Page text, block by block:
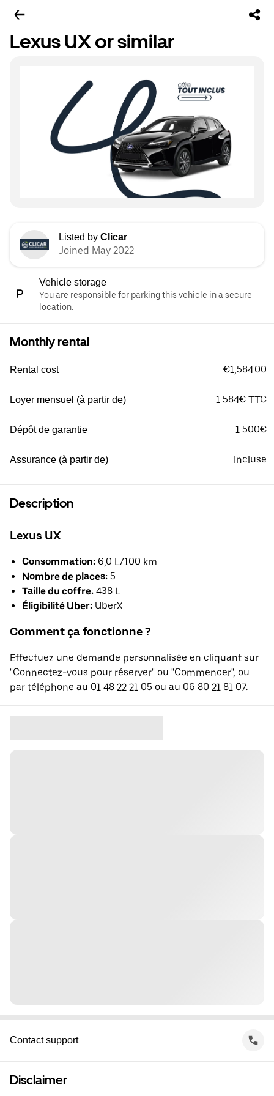
Lexus UX or similar
Listed by Clicar
Joined May 2022
Vehicle storage
You are responsible for parking this vehicle in a secure
location.
Monthly rental
Rental cost €1,584.00
Loyer mensuel (à partir de) 1 584€ TTC
Dépôt de garantie 1 500€
Assurance (à partir de) Incluse
Description
Lexus UX
Consommation: 6,0 L/100 km
Nombre de places: 5
Taille du coffre: 438 L
Éligibilité Uber: UberX
Comment ça fonctionne ?
Effectuez une demande personnalisée en cliquant sur
"Connectez-vous pour réserver" ou "Commencer", ou
par téléphone au 01 48 22 21 05 ou au 06 80 21 81 07.
Contact support
Disclaimer